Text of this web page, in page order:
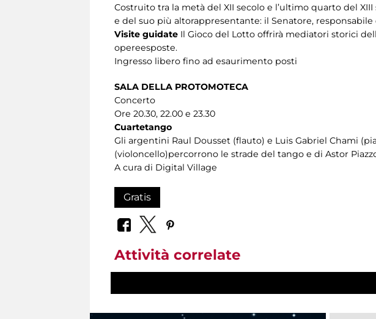
Costruito tra la metà del XII secolo e l’ultimo quarto del
e del suo più altorappresentante: il Senatore,
Visite guidate Il Gioco del Lotto offrirà mediatori storici
opereesposte.
Ingresso libero fino ad esaurimento posti
SALA DELLA PROTOMOTECA
Concerto
Ore 20.30, 22.00 e 23.30
Cuartetango
Gli argentini Raul Dousset (flauto) e Luis Gabriel Chami
(violoncello)percorrono le strade del tango e di Astor
A cura di Digital Village
Gratis
Attività correlate